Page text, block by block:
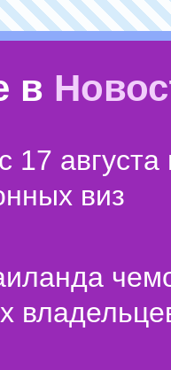
в
17 августа
виз